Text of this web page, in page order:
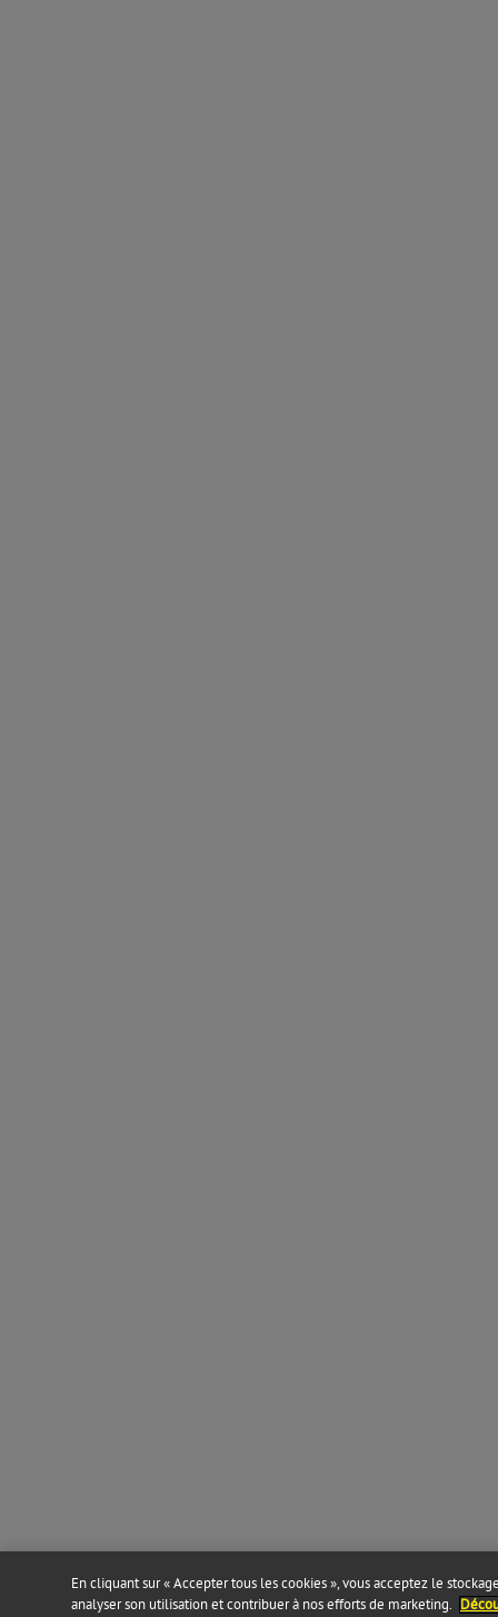
En cliquant sur « Accepter tous les cookies », vous acceptez le
analyser son utilisation et contribuer à nos efforts de marketing.